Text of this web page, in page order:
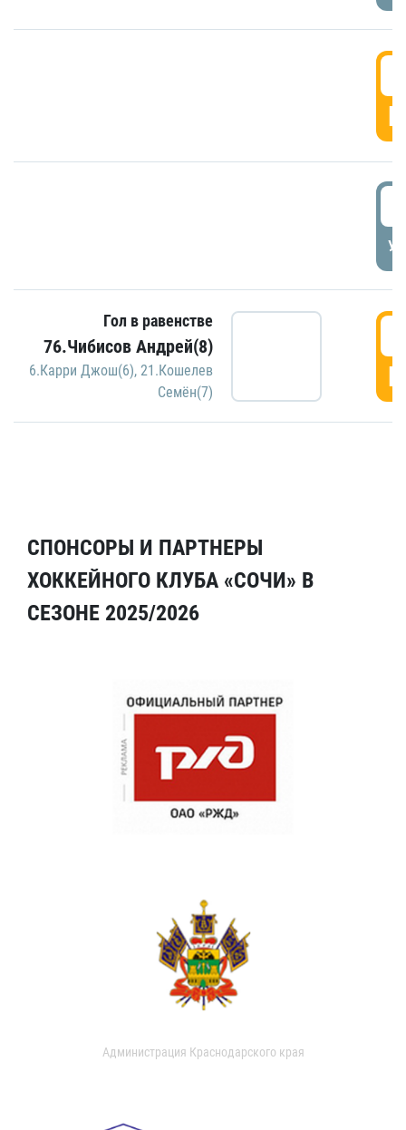
Гол в равенстве
76.Чибисов Андрей(8)
6.Карри Джош(6), 21.Кошелев
Семён(7)
СПОНСОРЫ И ПАРТНЕРЫ
ХОККЕЙНОГО КЛУБА «СОЧИ» В
СЕЗОНЕ 2025/2026
Администрация Краснодарского края